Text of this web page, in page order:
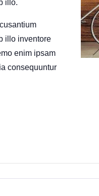
illo.
illo inventore
enim ipsam
consequuntur